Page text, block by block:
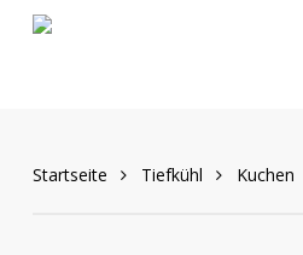
Startseite Tiefkühl Kuchen